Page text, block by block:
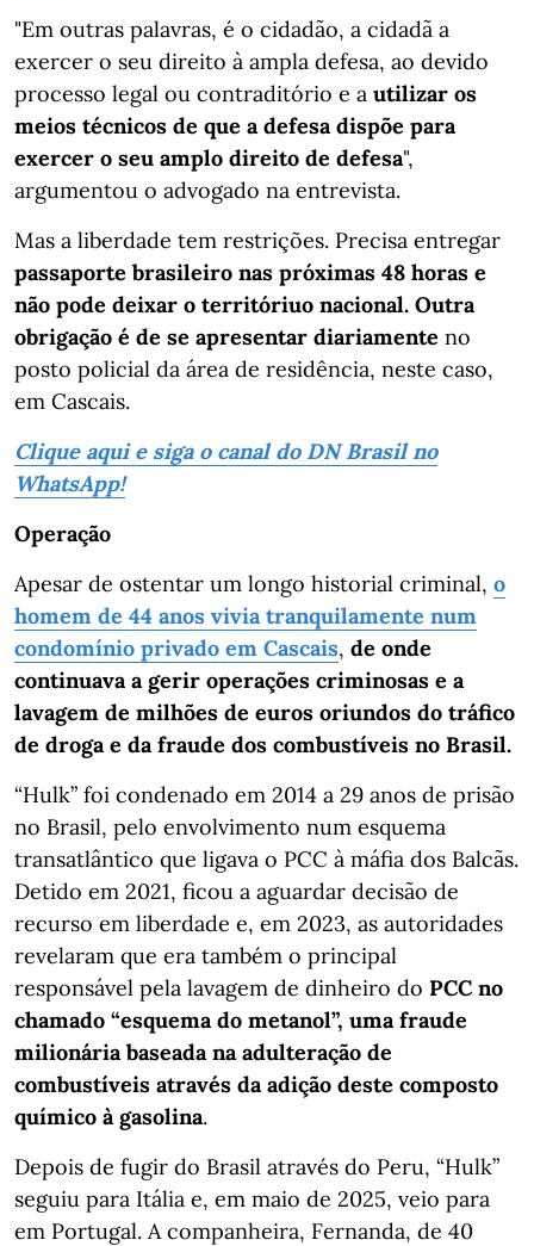
"Em outras palavras, é o cidadão, a cidadã a
exercer o seu direito à ampla defesa, ao devido
processo legal ou contraditório e a utilizar os
meios técnicos de que a defesa dispõe para
exercer o seu amplo direito de defesa",
argumentou o advogado na entrevista.
Mas a liberdade tem restrições. Precisa entregar
passaporte brasileiro nas próximas 48 horas e
não pode deixar o territóriuo nacional. Outra
obrigação é de se apresentar diariamente no
posto policial da área de residência, neste caso,
em Cascais.
Clique aqui e siga o canal do DN Brasil no
WhatsApp!
Operação
Apesar de ostentar um longo historial criminal, o
homem de 44 anos vivia tranquilamente num
condomínio privado em Cascais, de onde
continuava a gerir operações criminosas e a
lavagem de milhões de euros oriundos do tráfico
de droga e da fraude dos combustíveis no Brasil.
“Hulk” foi condenado em 2014 a 29 anos de prisão
no Brasil, pelo envolvimento num esquema
transatlântico que ligava o PCC à máfia dos Balcãs.
Detido em 2021, ficou a aguardar decisão de
recurso em liberdade e, em 2023, as autoridades
revelaram que era também o principal
responsável pela lavagem de dinheiro do PCC no
chamado “esquema do metanol”, uma fraude
milionária baseada na adulteração de
combustíveis através da adição deste composto
químico à gasolina.
Depois de fugir do Brasil através do Peru, “Hulk”
seguiu para Itália e, em maio de 2025, veio para
em Portugal. A companheira, Fernanda, de 40